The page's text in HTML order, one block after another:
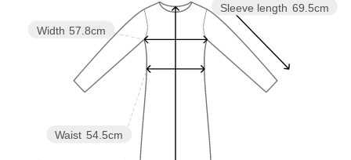
Sleeve length 69.5cm
Waist 54.5cm
Width 57.8cm